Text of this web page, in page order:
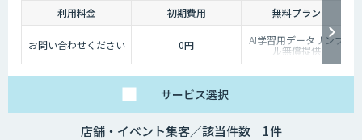
利用料金 初期費用 無料プラン
お問い合わせください 0円 AI学習用データサンプ
ル無償提供
サービス選択
店舗・イベント集客／該当件数 1件